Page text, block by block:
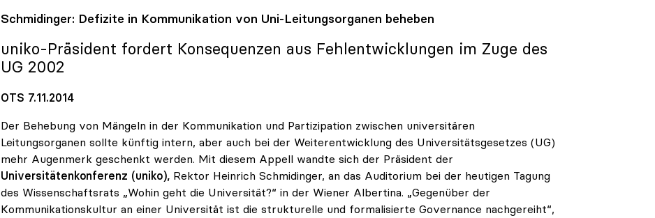
Schmidinger: Defizite in Kommunikation von Uni-Leitungsorganen beheben
uniko-Präsident fordert Konsequenzen aus Fehlentwicklungen im Zuge des
UG 2002
OTS 7.11.2014
Der Behebung von Mängeln in der Kommunikation und Partizipation zwischen universitären
Leitungsorganen sollte künftig intern, aber auch bei der Weiterentwicklung des Universitätsgesetzes (UG)
mehr Augenmerk geschenkt werden. Mit diesem Appell wandte sich der Präsident der
Universitätenkonferenz (uniko), Rektor Heinrich Schmidinger, an das Auditorium bei der heutigen Tagung
des Wissenschaftsrats „Wohin geht die Universität?“ in der Wiener Albertina. „Gegenüber der
Kommunikationskultur an einer Universität ist die strukturelle und formalisierte Governance nachgereiht“,